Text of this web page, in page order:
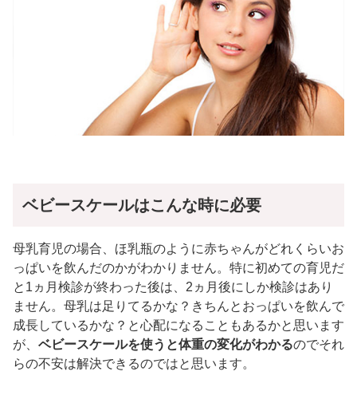
ベビースケールはこんな時に必要
母乳育児の場合、ほ乳瓶のように赤ちゃんがどれくらいお
っぱいを飲んだのかがわかりません。特に初めての育児だ
と1ヵ月検診が終わった後は、2ヵ月後にしか検診はあり
ません。母乳は足りてるかな？きちんとおっぱいを飲んで
成長しているかな？と心配になることもあるかと思います
が、 ベビースケールを使うと体重の変化がわかるのでそれ
らの不安は解決できるのではと思います。